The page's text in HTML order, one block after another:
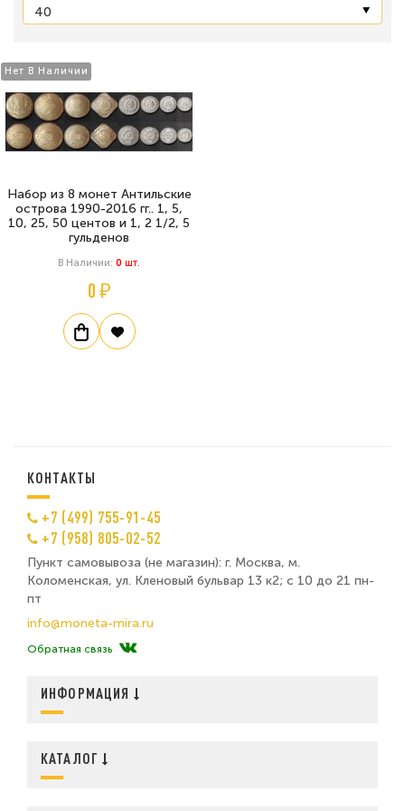
Нет В Наличии
Набор из 8 монет Антильские
острова 1990-2016 гг.. 1, 5,
10, 25, 50 центов и 1, 2 1/2, 5
гульденов
В Наличии: 0 Шт.
0 ₽
КОНТАКТЫ
+7 (499) 755-91-45
+7 (958) 805-02-52
Пункт самовывоза (не магазин): г. Москва, м.
Коломенская, ул. Кленовый бульвар 13 к2; с 10 до 21 пн-
пт
info@moneta-mira.ru
Обратная связь
ИНФОРМАЦИЯ
КАТАЛОГ